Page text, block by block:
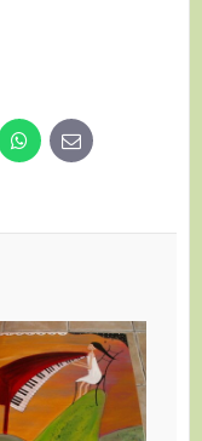
WhatsApp
E-
mail